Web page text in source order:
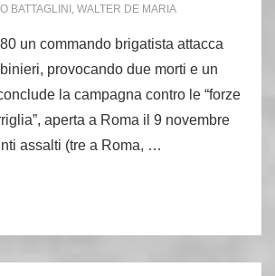
BATTAGLINI , WALTER DE MARIA
un commando brigatista attacca
provocando due morti e un
la campagna contro le “forze
aperta a Roma il 9 novembre
assalti (tre a Roma, …